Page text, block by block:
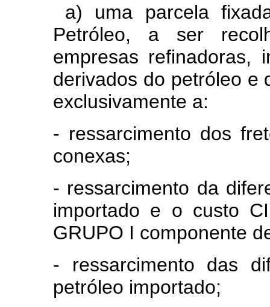
a) uma parcela
Petróleo, a ser
empresas refinadoras,
derivados do petróleo e
exclusivamente a:
- ressarcimento dos
conexas;
- ressarcimento da
importado e o custo
GRUPO I componente
- ressarcimento das
petróleo importado;